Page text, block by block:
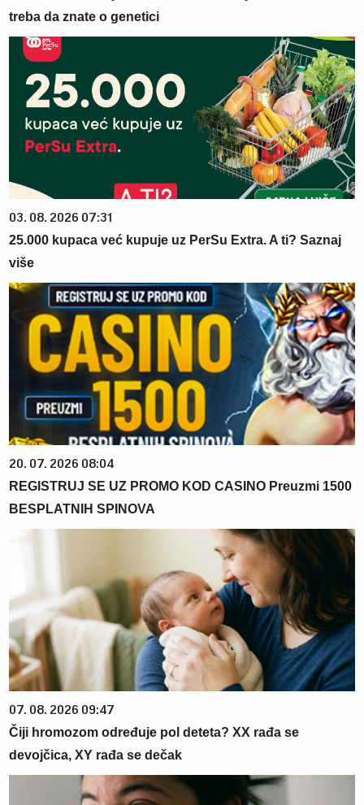
treba da znate o genetici
03. 08. 2026 07:31
25.000 kupaca već kupuje uz PerSu Extra. A ti? Saznaj
više
20. 07. 2026 08:04
REGISTRUJ SE UZ PROMO KOD CASINO Preuzmi 1500
BESPLATNIH SPINOVA
07. 08. 2026 09:47
Čiji hromozom određuje pol deteta? XX rađa se
devojčica, XY rađa se dečak